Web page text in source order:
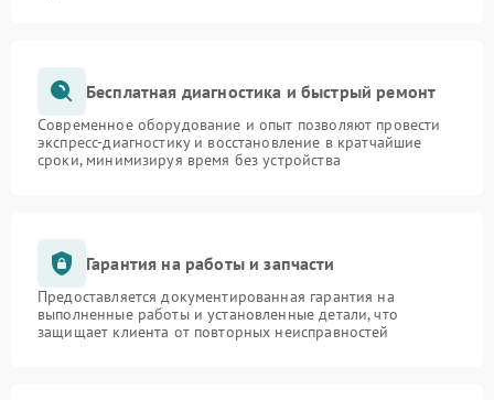
Бесплатная диагностика и быстрый ремонт
Современное оборудование и опыт позволяют провести
экспресс-диагностику и восстановление в кратчайшие
сроки, минимизируя время без устройства
Гарантия на работы и запчасти
Предоставляется документированная гарантия на
выполненные работы и установленные детали, что
защищает клиента от повторных неисправностей